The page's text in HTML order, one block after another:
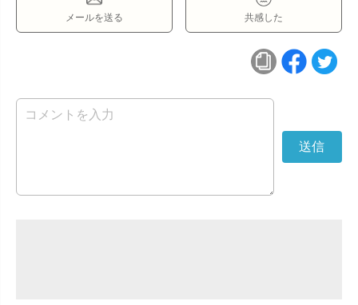
メールを送る 共感した